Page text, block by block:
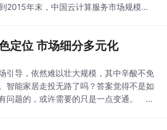
2015年末，中国云计算服务市场规模将
云盘里的应用程序来联系。我们可以借助
定位 市场细分多元化
引导，依然难以壮大规模，其中辛酸不免
智能家居走投无路了吗？答案觉得不是如
有问题的，或许需要的只是一点变通。